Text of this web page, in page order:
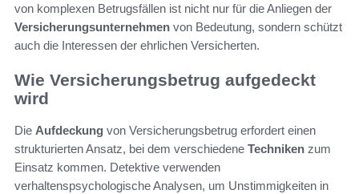
von komplexen Betrugsfällen ist nicht nur für die Anliegen der
Versicherungsunternehmen von Bedeutung, sondern schützt
auch die Interessen der ehrlichen Versicherten.
Wie Versicherungsbetrug aufgedeckt
wird
Die Aufdeckung von Versicherungsbetrug erfordert einen
strukturierten Ansatz, bei dem verschiedene Techniken zum
Einsatz kommen. Detektive verwenden
verhaltenspsychologische Analysen, um Unstimmigkeiten in